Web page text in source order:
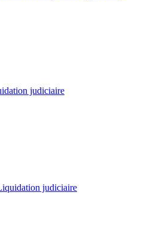
judiciaire
judiciaire